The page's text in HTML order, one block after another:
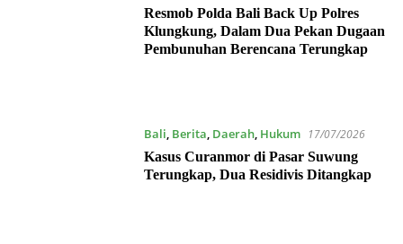
17/07/2026
Resmob Polda Bali Back Up Polres
Klungkung, Dalam Dua Pekan Dugaan
Pembunuhan Berencana Terungkap
Bali, Berita, Daerah, Hukum
17/07/2026
Kasus Curanmor di Pasar Suwung
Terungkap, Dua Residivis Ditangkap